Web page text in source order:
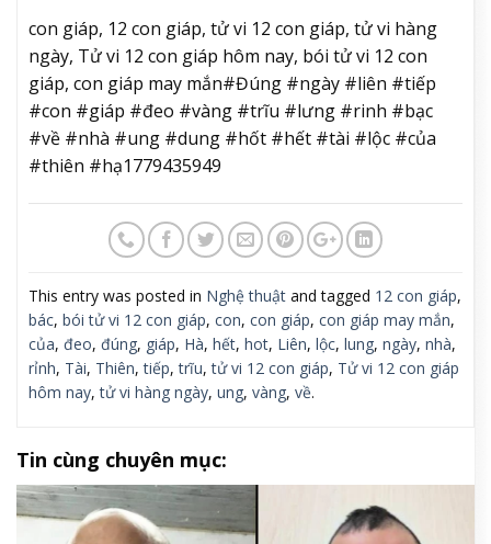
con giáp, 12 con giáp, tử vi 12 con giáp, tử vi hàng
ngày, Tử vi 12 con giáp hôm nay, bói tử vi 12 con
giáp, con giáp may mắn#Đúng #ngày #liên #tiếp
#con #giáp #đeo #vàng #trĩu #lưng #rinh #bạc
#về #nhà #ung #dung #hốt #hết #tài #lộc #của
#thiên #hạ1779435949
This entry was posted in Nghệ thuật and tagged 12 con giáp,
bác, bói tử vi 12 con giáp, con, con giáp, con giáp may mắn,
của, đeo, đúng, giáp, Hà, hết, hot, Liên, lộc, lung, ngày, nhà,
rỉnh, Tài, Thiên,tiếp,trĩu,tử vi 12 con giáp, Tử vi 12 con giáp
hôm nay,tử vi hàng ngày, ung, vàng, về.
Tin cùng chuyên mục: